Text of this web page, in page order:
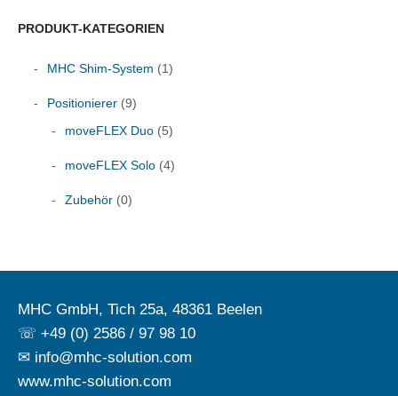
PRODUKT-KATEGORIEN
MHC Shim-System (1)
Positionierer (9)
moveFLEX Duo (5)
moveFLEX Solo (4)
Zubehör (0)
MHC GmbH, Tich 25a, 48361 Beelen
☏ +49 (0) 2586 / 97 98 10
✉ info@mhc-solution.com
www.mhc-solution.com